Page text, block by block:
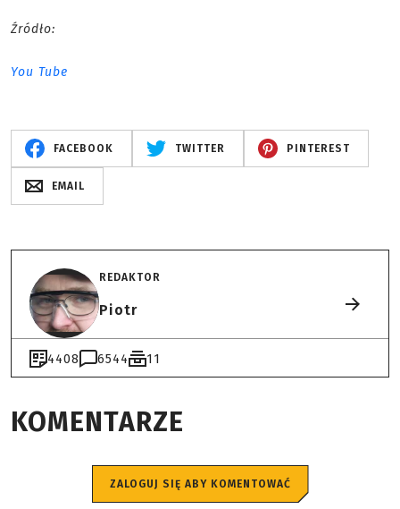
Źródło:
You Tube
FACEBOOK TWITTER PINTEREST
EMAIL
REDAKTOR
Piotr
4408 6544 11
KOMENTARZE
ZALOGUJ SIĘ ABY KOMENTOWAĆ